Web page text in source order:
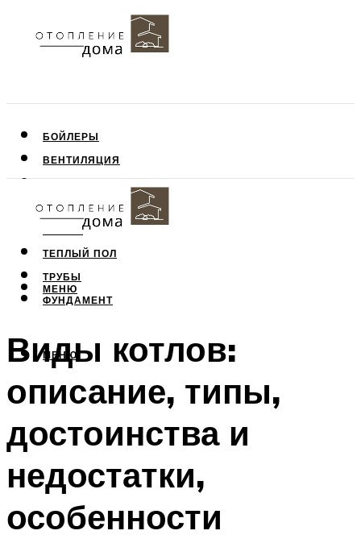
БОЙЛЕРЫ
ВЕНТИЛЯЦИЯ
ПОТОЛОК
СТЕНЫ
ТЕПЛЫЙ ПОЛ
ТРУБЫ
ФУНДАМЕНТ
МЕНЮ
МЕНЮ
Виды котлов:
описание, типы,
достоинства и
недостатки,
особенности